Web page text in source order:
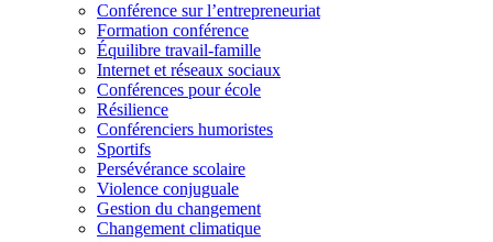
Conférence sur l’entrepreneuriat
Formation conférence
Équilibre travail-famille
Internet et réseaux sociaux
Conférences pour école
Résilience
Conférenciers humoristes
Sportifs
Persévérance scolaire
Violence conjuguale
Gestion du changement
Changement climatique